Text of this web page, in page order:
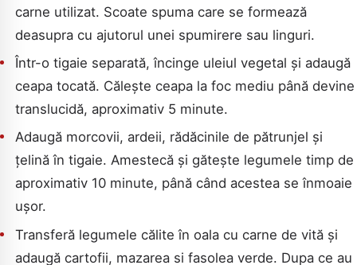
carne utilizat. Scoate spuma care se formează
deasupra cu ajutorul unei spumirere sau linguri.
Într-o tigaie separată, încinge uleiul vegetal și adaugă
ceapa tocată. Călește ceapa la foc mediu până devine
translucidă, aproximativ 5 minute.
Adaugă morcovii, ardeii, rădăcinile de pătrunjel și
țelină în tigaie. Amestecă și gătește legumele timp de
aproximativ 10 minute, până când acestea se înmoaie
ușor.
Transferă legumele călite în oala cu carne de vită și
adaugă cartofii, mazarea si fasolea verde. Dupa ce au